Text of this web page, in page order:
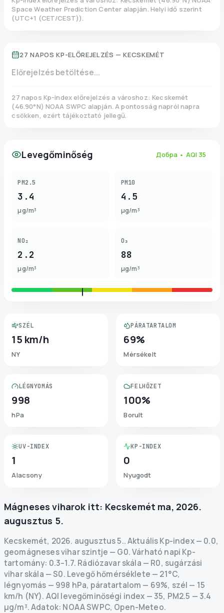
Space Weather Prediction Center alapján. Helyi idő szerint
(UTC+1 (CET/CEST)).
27 NAPOS KP-ELŐREJELZÉS — KECSKEMÉT
Előrejelzés betöltése...
27 napos Kp-index előrejelzés a városhoz: Kecskemét
(46.90°N)NOAA SWPC alapján. A pontosság napról napra
csökken, ezért tájékoztató jellegű.
Levegőminőség Добра • AQI 35
PM2.5
3.4
µg/m³
PM10
4.5
µg/m³
NO₂
2.2
µg/m³
O₃
88
µg/m³
SZÉL
15 km/h
NY
PÁRATARTALOM
69%
Mérsékelt
LÉGNYOMÁS
998
hPa
FELHŐZET
100%
Borult
UV-INDEX
1
Alacsony
KP-INDEX
0
Nyugodt
Mágneses viharok itt: Kecskemét ma, 2026.
augusztus 5.
Kecskemét, 2026. augusztus 5..Aktuális Kp-index— 0.0,
geomágneses vihar szintje — G0.Várható napi Kp-
tartomány: 0.3–1.7. Rádiózavar skála — R0, sugárzási
vihar skála — S0. Levegő hőmérséklete — 21°C,
légnyomás — 998 hPa, páratartalom — 69%, szél — 15
km/h (NY). AQI levegőminőségi index — 35, PM2.5 — 3.4
µg/m³.Adatok: NOAA SWPC, Open-Meteo.